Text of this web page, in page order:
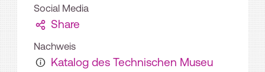
Social Media
Share
Nachweis
Katalog des Technischen Museu